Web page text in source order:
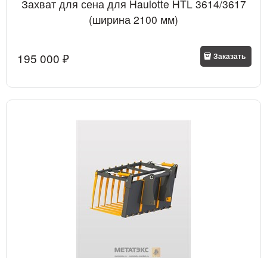
Захват для сена для Haulotte HTL 3614/3617
(ширина 2100 мм)
195 000 ₽ Заказать